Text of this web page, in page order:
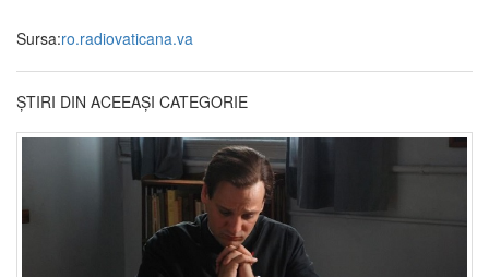
Sursa:ro.radiovaticana.va
ȘTIRI DIN ACEEAȘI CATEGORIE